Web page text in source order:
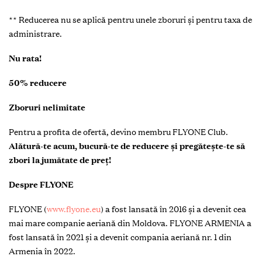
** Reducerea nu se aplică pentru unele zboruri și pentru taxa de
administrare.
Nu rata!
50% reducere
Zboruri nelimitate
Pentru a profita de ofertă, devino membru FLYONE Club.
Alătură-te acum, bucură-te de reducere și pregătește-te să
zbori la jumătate de preț!
Despre FLYONE
FLYONE (www.flyone.eu) a fost lansată în 2016 și a devenit cea
mai mare companie aeriană din Moldova. FLYONE ARMENIA a
fost lansată în 2021 și a devenit compania aeriană nr. 1 din
Armenia în 2022.